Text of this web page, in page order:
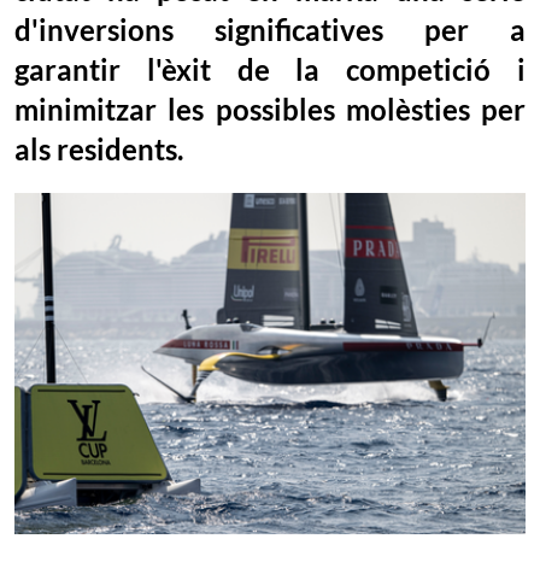
d'inversions significatives per a
garantir l'èxit de la competició i
minimitzar les possibles molèsties per
als residents.